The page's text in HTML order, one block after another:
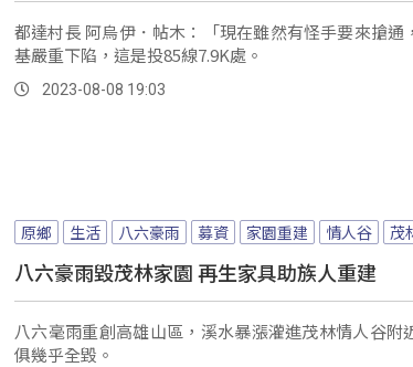
都達村長 阿烏伊．帖木：「現在雖然有怪手要來搶通
基嚴重下陷，這是投85線7.9K處。
2023-08-08 19:03
原鄉 生活 八六豪雨 募資 家園重建 情人谷 茂
八六豪雨毀茂林家園 再生家具助族人重建
八六毫雨重創高雄山區，溪水暴漲灌進茂林情人谷附
俱幾乎全毀。